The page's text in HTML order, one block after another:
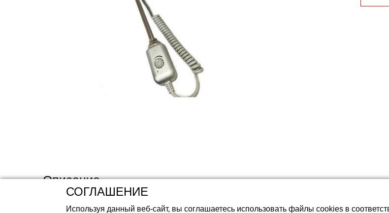
Аккумуляторные батареи LiFePO4
Описание
Простая и популярная модель ТЭНа TENKO с ручной регулировкой температуры с
СОГЛАШЕНИЕ
Используя данный веб-сайт, вы соглашаетесь использовать файлы cookies в